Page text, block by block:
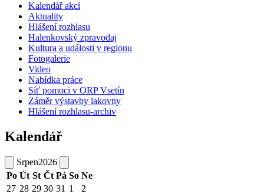
Kalendář akcí
Aktuality
Hlášení rozhlasu
Halenkovský zpravodaj
Kultura a události v regionu
Fotogalerie
Video
Nabídka práce
Síť pomoci v ORP Vsetín
Záměr výstavby lakovny
Hlášení rozhlasu-archiv
Kalendář
Srpen2026
Po Út St Čt Pá So Ne
27 28 29 30 31 1
2